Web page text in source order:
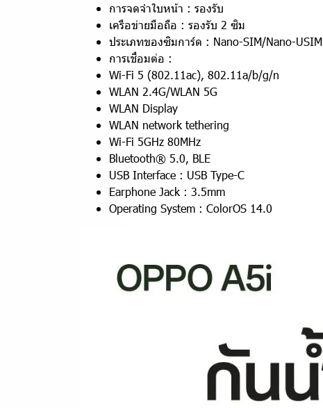
การจดจำใบหน้า : รองรับ
เครือข่ายมือถือ : รองรับ 2 ซิม
ประเภทของซิมการ์ด : Nano-SIM/Nano-USIM
การเชื่อมต่อ :
Wi-Fi 5 (802.11ac), 802.11a/b/g/n
WLAN 2.4G/WLAN 5G
WLAN Display
WLAN network tethering
Wi-Fi 5GHz 80MHz
Bluetooth® 5.0, BLE
USB Interface : USB Type-C
Earphone Jack : 3.5mm
Operating System : ColorOS 14.0